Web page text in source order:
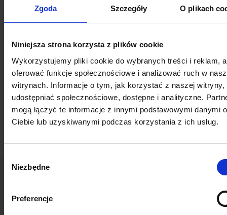
Zgoda Szczegóły O plikach
Niniejsza strona korzysta z plików cookie
Wykorzystujemy pliki cookie do wybranych treści i reklam,
oferować funkcje społecznościowe i analizować ruch w
witrynach. Informacje o tym, jak korzystać z naszej witryny,
udostępniać społecznościowe, dostępne i analityczne.
mogą łączyć te informacje z innymi podstawowymi danymi
Ciebie lub uzyskiwanymi podczas korzystania z ich usług.
zgody
Niezbędne
Preferencje
czy w terenie, Workvivo staje się wspólną
przestrzenią, która niweluje bariery informacyjne.
Wykorzystanie danych do stałej
poprawy doświadczeń
pracowników
Dzięki zaawansowanej analityce dowiesz się, jakie
treści angażują Twój zespół, co pozwoli na ciągłe
doskonalenie strategii komunikacji wewnętrznej.